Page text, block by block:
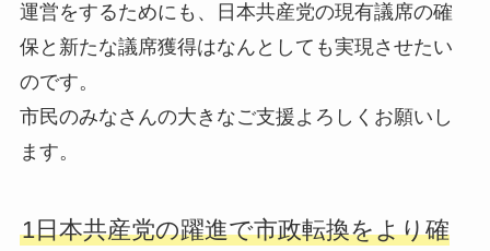
運営をするためにも、日本共産党の現有議席の確
保と新たな議席獲得はなんとしても実現させたい
のです。
市民のみなさんの大きなご支援よろしくお願いし
ます。
1日本共産党の躍進で市政転換をより確